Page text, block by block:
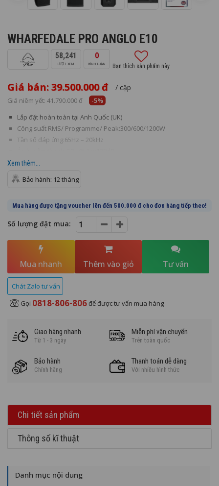
WHARFEDALE PRO ANGLO E10
58,241
LƯỢT XEM
0
BÌNH LUẬN Bạn thích sản phẩm này
Giá bán: 39.500.000 đ / cặp
Giá niêm yết: 41.790.000 đ
-5%
Lắp đặt hoàn toàn tại Anh Quốc (UK)
Công suất RMS/ Programme/ Peak:300/600/1200W
Tần số đáp ứng:65Hz – 20kHz
Kích thước củ LF:10” - Ferrite
Xem thêm...
Bảo hành: 12 tháng
Mua hàng được tặng voucher lên đến 500.000 đ cho đơn hàng tiếp theo!
Số lượng đặt mua:
Mua nhanh Thêm vào giỏ Tư vấn
Chát Zalo tư vấn
Gọi 0818-806-806để được tư vấn mua hàng
Giao hàng nhanh
Từ 1 - 3 ngày
Miễn phí vận chuyển
Trên toàn quốc
Bảo hành
Chính hãng
Thanh toán dễ dàng
Với nhiều hình thức
Chi tiết sản phẩm
Thông số kĩ thuật
Danh mục nội dung